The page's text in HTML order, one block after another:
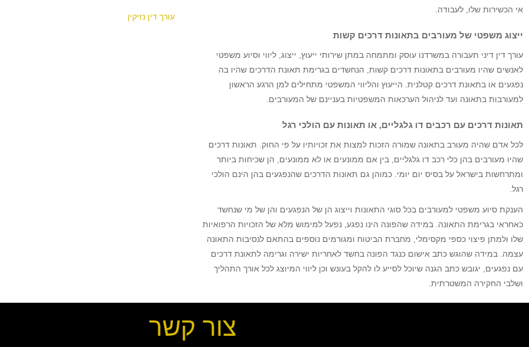
אי הכשירות שלו, לעבודה.
ייצוג משפטי של מעורבים בתאונות דרכים קשות
עורך דין דיני תעבורה במשרדנו עוסק ומתמחה במתן שירותי ייעוץ, ייצוג, ליווי וסיוע משפטי
לאנשים שהיו מעורבים בתאונות דרכים קשות, הנחשדים בגרימת תאונת הדרכים שהיו בה
נפגעים או בתאונת דרכים קטלנית. הייעוץ והליווי המשפטי מתחילים למן הרגע הראשון
למעורבות בתאונה ועד לניהול הערכאות המשפטיות בעניינם של המעורבים.
תאונות דרכים עם רכבים דו גלגליים, או תאונות עם הולכי רגל
לכל אדם שהיה מעורב בתאונה שמורה הזכות למצות את זכויותיו על פי החוק. תאונות דרכים
שהיו מעורבים בהן כלי רכב דו גלגליים, בין אם ממונעים או לא ממונעים, הן שכיחות ביותר
ומתרחשות בישראל על בסיס יום יומי. כמוהן גם תאונות הדרכים שהנפגעים בהן הינם הולכי
רגל.
הענקת סיוע משפטי למעורבים בכל סוגי התאונות וייצוג הן של הנפגעים והן של מי שנחשד
כאחראי בגרימת התאונה. במידה שהפונה הינו נפגע, נפעל למימוש מלא של הזכויות הרפואיות
שלו ולמתן פיצוי כספי מקסימלי, מחברת הביטוח ומגורמים נוספים בהתאם לנסיבות התאונה
עצמה. במידה שהוגש כתב אישום כנגד הפונה בחשד לאחריות ישירה וגרימה לתאונת דרכים
עם נפגעים, יגובש כתב הגנה שיוכל לסייע לו להקל בעונש וכן ליווי המיוצג לכל אורך התהליך
ושלבי החקירה המשטרתית.
עורך דין נזיקין
צור קשר